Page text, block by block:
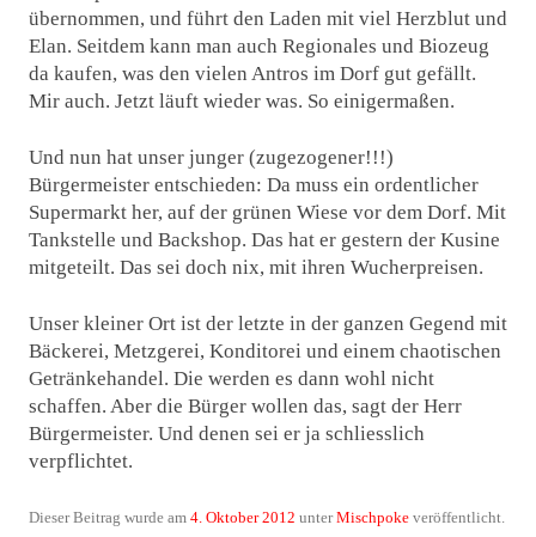
übernommen, und führt den Laden mit viel Herzblut und
Elan. Seitdem kann man auch Regionales und Biozeug
da kaufen, was den vielen Antros im Dorf gut gefällt.
Mir auch. Jetzt läuft wieder was. So einigermaßen.
Und nun hat unser junger (zugezogener!!!)
Bürgermeister entschieden: Da muss ein ordentlicher
Supermarkt her, auf der grünen Wiese vor dem Dorf. Mit
Tankstelle und Backshop. Das hat er gestern der Kusine
mitgeteilt. Das sei doch nix, mit ihren Wucherpreisen.
Unser kleiner Ort ist der letzte in der ganzen Gegend mit
Bäckerei, Metzgerei, Konditorei und einem chaotischen
Getränkehandel. Die werden es dann wohl nicht
schaffen. Aber die Bürger wollen das, sagt der Herr
Bürgermeister. Und denen sei er ja schliesslich
verpflichtet.
Dieser Beitrag wurde am 4. Oktober 2012 unterMischpoke veröffentlicht.